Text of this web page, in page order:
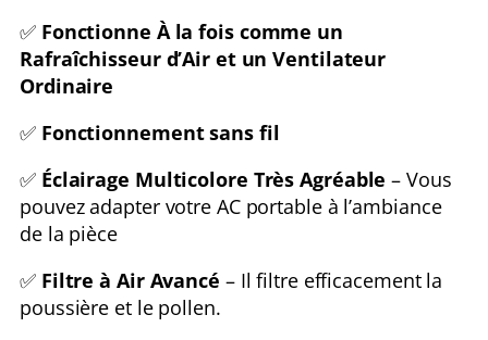
✅ Fonctionne À la fois comme un
Rafraîchisseur d’Air et un Ventilateur
Ordinaire
✅ Fonctionnement sans fil
✅ Éclairage Multicolore Très Agréable – Vous
pouvez adapter votre AC portable à l’ambiance
de la pièce
✅ Filtre à Air Avancé – Il filtre efficacement la
poussière et le pollen.